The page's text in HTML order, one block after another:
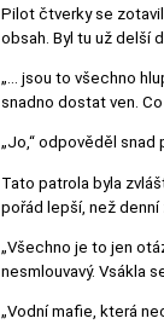
Pilot čtverky se
obsah. Byl tu už delší
„... jsou to všechno
snadno dostat ven.
„Jo,“ odpověděl snad
Tato patrola byla
pořád lepší, než denní
„Všechno je to jen
nesmlouvavý. Vsákla
„Vodní mafie, která